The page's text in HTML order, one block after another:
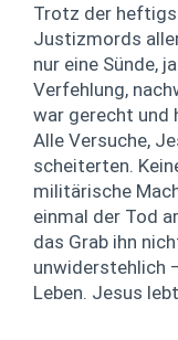
Trotz der
Justizmords
nur eine Sünde,
Verfehlung,
war gerecht und
Alle Versuche,
scheiterten.
militärische
einmal der Tod
das Grab ihn
unwiderstehlich
Leben. Jesus